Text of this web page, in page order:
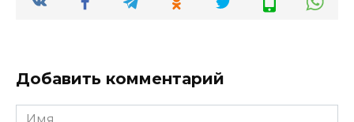
Добавить комментарий
Имя